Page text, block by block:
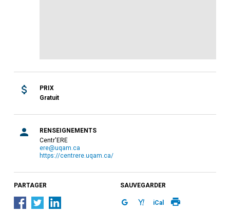
PRIX
Gratuit
RENSEIGNEMENTS
Centr'ERE
ere@uqam.ca
https://centrere.uqam.ca/
PARTAGER SAUVEGARDER
iCal